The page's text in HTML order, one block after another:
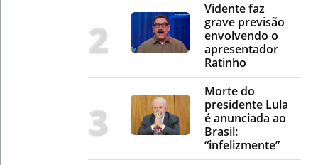
Vidente faz
grave previsão
envolvendo o
apresentador
Ratinho
Morte do
presidente Lula
é anunciada ao
Brasil:
“infelizmente”